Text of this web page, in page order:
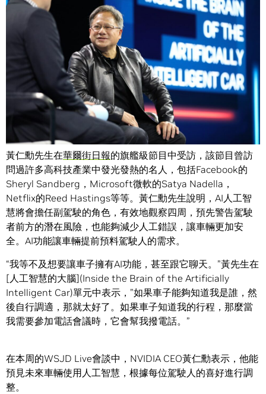
NVIDIA CEO 黃仁勳在WSJD Live
的會談中表示，他可以預
見未來的車輛，使用AI人工智慧，進行駕駛體驗的個人化客
製，車輛將自動進行調整，使之符合每個駕駛人的各別偏
好。
黃仁勳先生在華爾街日報的旗艦級節目中受訪，該節目曾訪
問過許多高科技產業中發光發熱的名人，包括Facebook的
Sheryl Sandberg，Microsoft微軟的Satya Nadella，
Netflix的Reed Hastings等等。黃仁勳先生說明，AI人工智
慧將會擔任副駕駛的角色，有效地觀察四周，預先警告駕駛
者前方的潛在風險，也能夠減少人工錯誤，讓車輛更加安
全。AI功能讓車輛提前預料駕駛人的需求。
“我等不及想要讓車子擁有AI功能，甚至跟它聊天。”黃先生在
[人工智慧的大腦](Inside the Brain of the Artificially
Intelligent Car)單元中表示，”如果車子能夠知道我是誰，然
後自行調適，那就太好了。如果車子知道我的行程，那麼當
我需要參加電話會議時，它會幫我撥電話。”
在本周的WSJD Live會談中，NVIDIA CEO黃仁勳表示，他能
預見未來車輛使用人工智慧，根據每位駕駛人的喜好進行調
整。